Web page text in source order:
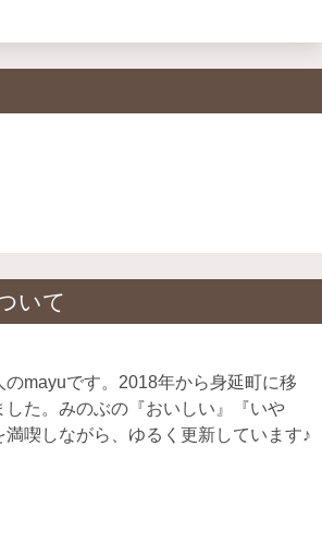
いて
のmayuです。2018年から身延町に移
した。みのぶの『おいしい』『いや
満喫しながら、ゆるく更新しています♪